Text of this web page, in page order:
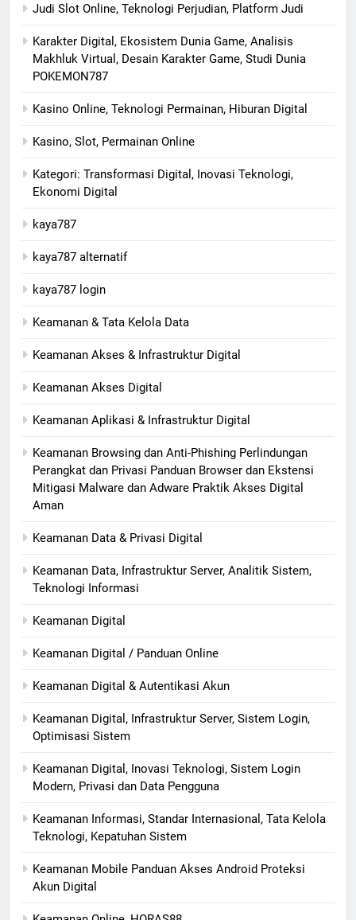
Judi Slot Online, Teknologi Perjudian, Platform Judi
Karakter Digital, Ekosistem Dunia Game, Analisis
Makhluk Virtual, Desain Karakter Game, Studi Dunia
POKEMON787
Kasino Online, Teknologi Permainan, Hiburan Digital
Kasino, Slot, Permainan Online
Kategori: Transformasi Digital, Inovasi Teknologi,
Ekonomi Digital
kaya787
kaya787 alternatif
kaya787 login
Keamanan & Tata Kelola Data
Keamanan Akses & Infrastruktur Digital
Keamanan Akses Digital
Keamanan Aplikasi & Infrastruktur Digital
Keamanan Browsing dan Anti-Phishing Perlindungan
Perangkat dan Privasi Panduan Browser dan Ekstensi
Mitigasi Malware dan Adware Praktik Akses Digital
Aman
Keamanan Data & Privasi Digital
Keamanan Data, Infrastruktur Server, Analitik Sistem,
Teknologi Informasi
Keamanan Digital
Keamanan Digital / Panduan Online
Keamanan Digital & Autentikasi Akun
Keamanan Digital, Infrastruktur Server, Sistem Login,
Optimisasi Sistem
Keamanan Digital, Inovasi Teknologi, Sistem Login
Modern, Privasi dan Data Pengguna
Keamanan Informasi, Standar Internasional, Tata Kelola
Teknologi, Kepatuhan Sistem
Keamanan Mobile Panduan Akses Android Proteksi
Akun Digital